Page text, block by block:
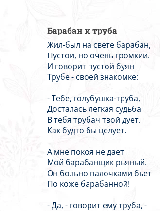
Барабан и труба
Жил-был на свете барабан,
Пустой, но очень громкий.
И говорит пустой буян
Трубе - своей знакомке:
- Тебе, голубушка-труба,
Досталась легкая судьба.
В тебя трубач твой дует,
Как будто бы целует.
А мне покоя не дает
Мой барабанщик рьяный.
Он больно палочками бьет
По коже барабанной!
- Да, - говорит ему труба, -